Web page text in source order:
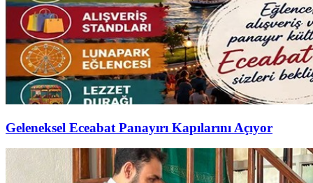
Geleneksel Eceabat Panayırı Kapılarını Açıyor